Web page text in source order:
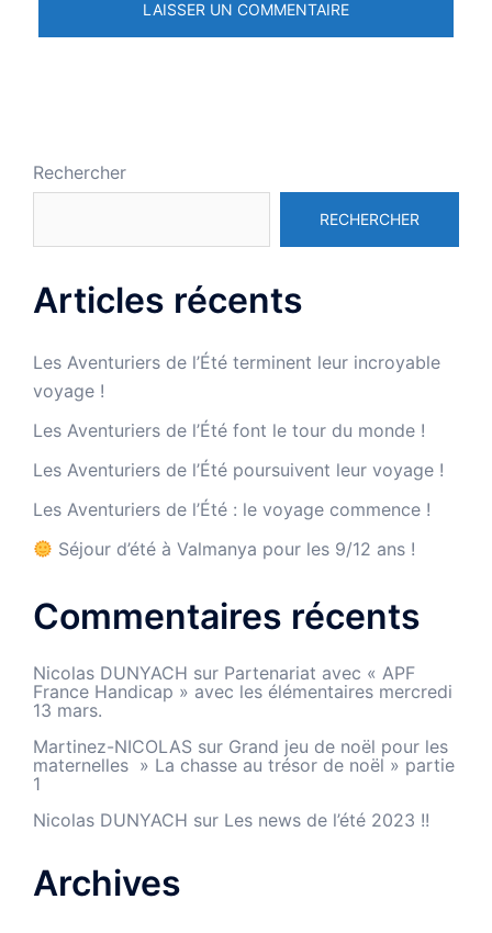
Rechercher
RECHERCHER
Articles récents
Les Aventuriers de l’Été terminent leur incroyable
voyage !
Les Aventuriers de l’Été font le tour du monde !
Les Aventuriers de l’Été poursuivent leur voyage !
Les Aventuriers de l’Été : le voyage commence !
Séjour d’été à Valmanya pour les 9/12 ans !
Commentaires récents
Nicolas DUNYACH sur Partenariat avec « APF
France Handicap » avec les élémentaires mercredi
13 mars.
Martinez-NICOLAS sur Grand jeu de noël pour les
maternelles » La chasse au trésor de noël » partie
1
Nicolas DUNYACH sur Les news de l’été 2023 !!
Archives